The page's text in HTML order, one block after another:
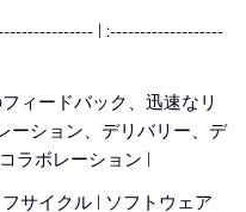
| :-------------------
ィードバック、迅速なリ
ーション、デリバリー、デ
ラボレーション |
サイクル | ソフトウェア